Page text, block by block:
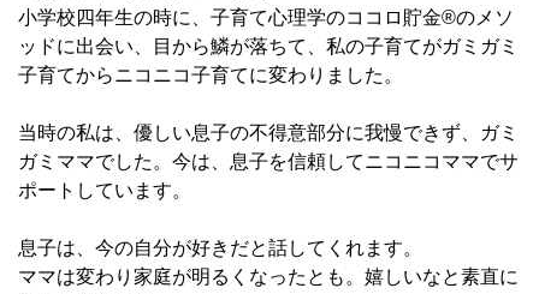
小学校四年生の時に、子育て心理学のココロ貯金®︎のメソ
ッドに出会い、目から鱗が落ちて、 私の子育てがガミガミ
子育てからニコニコ子育てに変わりました。
当時の私は、優しい息子の不得意部分に我慢できず、
ガミ
ガミママでした。今は、 息子を信頼してニコニコママでサ
ポートしています。
息子は、今の自分が好きだと話してくれます。
ママは変わり家庭が明るくなったとも。 嬉しいなと素直に